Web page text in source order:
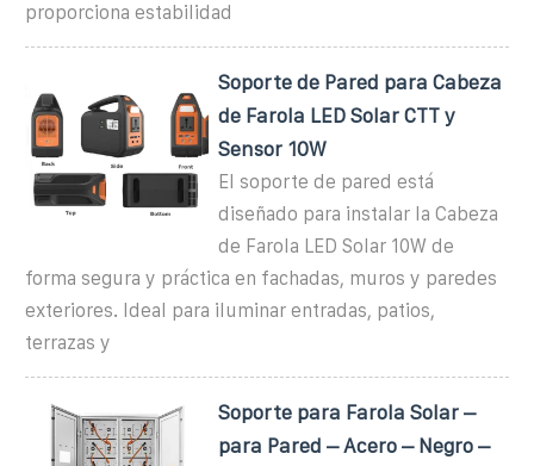
proporciona estabilidad
Soporte de Pared para Cabeza
de Farola LED Solar CTT y
Sensor 10W
El soporte de pared está
diseñado para instalar la Cabeza
de Farola LED Solar 10W de
forma segura y práctica en fachadas, muros y paredes
exteriores. Ideal para iluminar entradas, patios,
terrazas y
Soporte para Farola Solar –
para Pared – Acero – Negro –